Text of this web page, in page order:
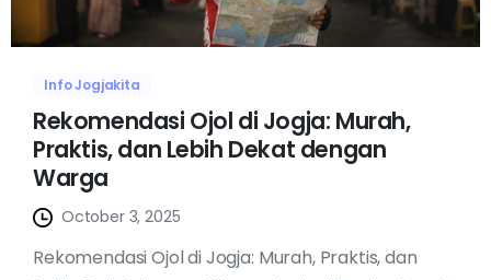
Info Jogjakita
Rekomendasi Ojol di Jogja: Murah,
Praktis, dan Lebih Dekat dengan
Warga
October 3, 2025
Rekomendasi Ojol di Jogja: Murah, Praktis, dan